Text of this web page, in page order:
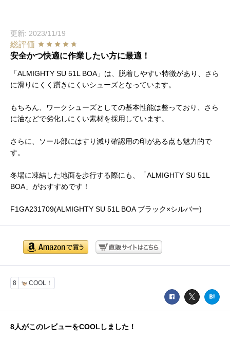
更新: 2023/11/19
総評価
安全かつ快適に作業したい方に最適！
「ALMIGHTY SU 51L BOA」は、脱着しやすい特徴があり、さら
に滑りにくく躓きにくいシューズとなっています。
もちろん、ワークシューズとしての基本性能は整っており、さら
に油などで劣化しにくい素材を採用しています。
さらに、ソール部にはすり減り確認用の印がある点も魅力的で
す。
冬場に凍結した地面を歩行する際にも、「ALMIGHTY SU 51L
BOA」がおすすめです！
F1GA231709(ALMIGHTY SU 51L BOA ブラック×シルバー)
8 COOL！
8人がこのレビューをCOOLしました！